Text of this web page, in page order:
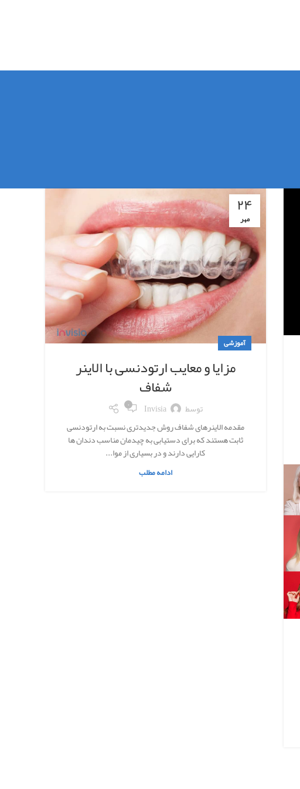
۲۴
مهر
آموزشی
مزایا و معایب ارتودنسی با الاینر
شفاف
توسط Invisia ۰
مقدمه الاینرهای شفاف روش جدیدتری نسبت به ارتودنسی
ثابت هستند که برای دستیابی به چیدمان مناسب دندان ها
کارایی دارند و در بسیاری از موا...
ادامه مطلب